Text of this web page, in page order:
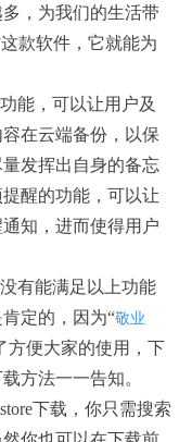
，为我们的生活带
款软件，它就能为
能，可以让用户及
在云端备份，以保
发挥出自身的备忘
醒的功能，可以让
知，进而使得用户
有能满足以上功能
定的，因为“敬业
方便大家的使用，下
方法一一告知。
下载，你只需搜索